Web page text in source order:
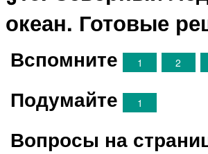
океан. Готовые
Вспомните 1 2
Подумайте 1
Вопросы на